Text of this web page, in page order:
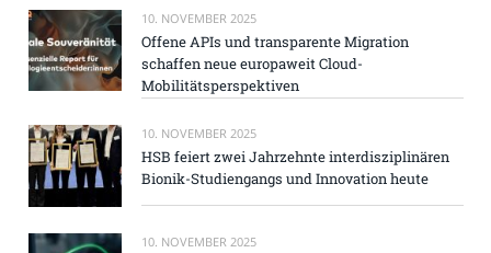
10. NOVEMBER 2025
Offene APIs und transparente Migration
schaffen neue europaweit Cloud-
Mobilitätsperspektiven
10. NOVEMBER 2025
HSB feiert zwei Jahrzehnte interdisziplinären
Bionik-Studiengangs und Innovation heute
10. NOVEMBER 2025